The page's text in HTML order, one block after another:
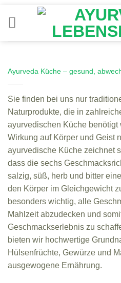
Inhalt
Ayurveda Küche – gesund,
Sie finden bei uns nur
Naturprodukte, die in
ayurvedischen Küche
Wirkung auf Körper und Geist
ayurvedische Küche zeichnet
dass die sechs
salzig, süß, herb und bitter
den Körper im Gleichgewicht
besonders wichtig, alle
Mahlzeit abzudecken und
Geschmackserlebnis zu
bieten wir hochwertige
Hülsenfrüchte, Gewürze und
ausgewogene Ernährung.